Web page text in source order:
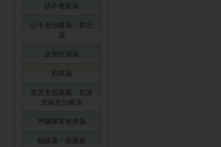
抗不整脈薬
心不全治療薬・昇圧
薬
血管拡張薬
利尿薬
気管支拡張薬・気管
支喘息治療薬
呼吸障害改善薬
鎮咳薬・去痰薬